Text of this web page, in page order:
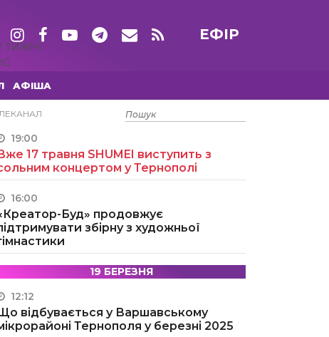
ТИЖНІ
ЕФІР
АФІША
15 ТРАВНЯ
19:00
17 травня SHUMEI виступить з
концертом у Тернополі
16:00
Буд» продовжує
збірну з художньої
19 БЕРЕЗНЯ
12:12
відбувається у Варшавському
Тернополя у березні 2025